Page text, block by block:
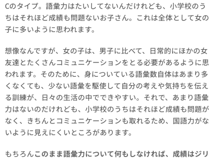
Cのタイプ。語彙力はたいしてないんだけれども、小学校のう
ちはそれほど成績も問題ないお子さん。これは全体として女の
子に多いように思われます。
想像なんですが、女の子は、男子に比べて、日常的にほかの女
友達とたくさんコミュニケーションをとる必要があるように思
われます。そのために、身についている語彙数自体はあまり多
くなくても、少ない語彙を駆使して自分の考えや気持ちを伝え
る訓練が、日々の生活の中でできやすい。それで、あまり語彙
力はないのだけれども、小学校のうちはそれほど成績も問題が
なく、きちんとコミュニケーションも取れるため、国語力がな
いように見えにくいところがあります。
もちろんこのまま語彙力について何もしなければ、成績はジリ